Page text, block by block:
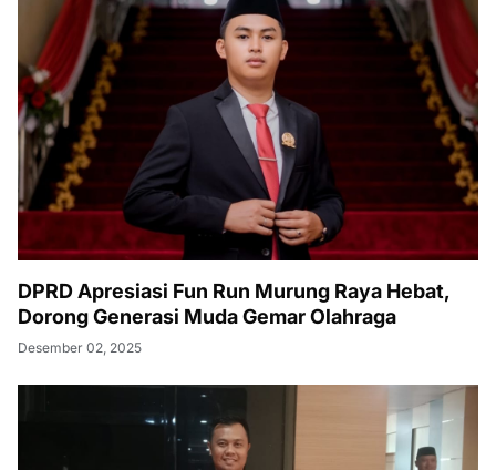
DPRD Apresiasi Fun Run Murung Raya Hebat,
Dorong Generasi Muda Gemar Olahraga
Desember 02, 2025